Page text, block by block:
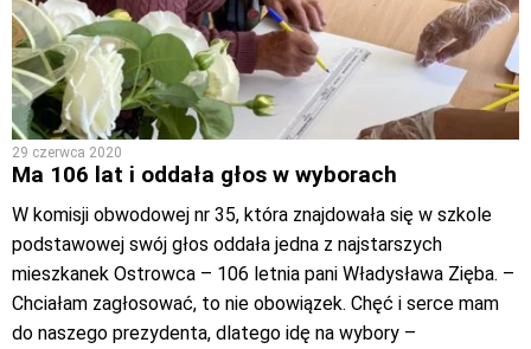
29 czerwca 2020
Ma 106 lat i oddała głos w wyborach
W komisji obwodowej nr 35, która znajdowała się w szkole
podstawowej swój głos oddała jedna z najstarszych
mieszkanek Ostrowca – 106 letnia pani Władysława Zięba. –
Chciałam zagłosować, to nie obowiązek. Chęć i serce mam
do naszego prezydenta, dlatego idę na wybory –